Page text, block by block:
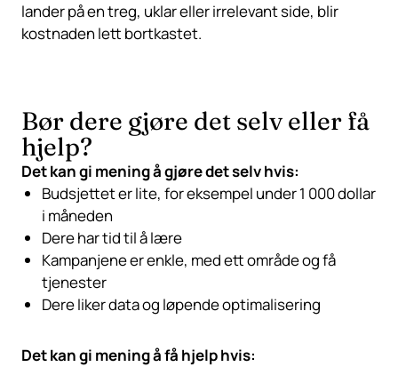
lander på en treg, uklar eller irrelevant side, blir
kostnaden lett bortkastet.
Bør dere gjøre det selv eller få
hjelp?
Det kan gi mening å gjøre det selv hvis:
Budsjettet er lite, for eksempel under 1 000 dollar
i måneden
Dere har tid til å lære
Kampanjene er enkle, med ett område og få
tjenester
Dere liker data og løpende optimalisering
Det kan gi mening å få hjelp hvis: